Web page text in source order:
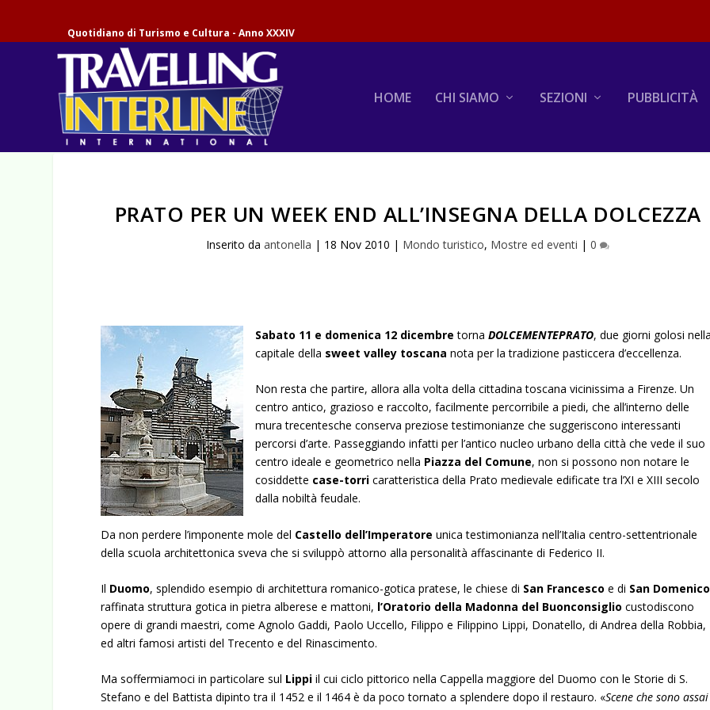
Quotidiano di Turismo e Cultura - Anno XXXIV
HOME CHI SIAMO SEZIONI PUBBLICITÀ
PRATO PER UN WEEK END ALL’INSEGNA DELLA DOLCEZZA
Inserito daantonella | 18 Nov 2010 | Mondo turistico, Mostre ed eventi |0
Sabato 11 e domenica 12 dicembre tornaDOLCEMENTEPRATO, due giorni golosi
capitale della sweet valley toscana nota per la tradizione pasticcera d’eccellenza.
Non resta che partire, allora alla volta della cittadina toscana vicinissima a Firenze. Un
centro antico, grazioso e raccolto, facilmente percorribile a piedi, che all’interno delle
mura trecentesche conserva preziose testimonianze che suggeriscono interessanti
percorsi d’arte. Passeggiando infatti per l’antico nucleo urbano della città che vede il suo
centro ideale e geometrico nella Piazza del Comune, non si possono non notare le
cosiddette case-torri caratteristica della Prato medievale edificate tra l’XI e XIII secolo
dalla nobiltà feudale.
Da non perdere l’imponente mole del Castello dell’Imperatore unica testimonianza nell’Italia centro-settentrionale
della scuola architettonica sveva che si sviluppò attorno alla personalità affascinante di Federico II.
Il Duomo, splendido esempio di architettura romanico-gotica pratese, le chiese di San Francesco e di San Domenico
raffinata struttura gotica in pietra alberese e mattoni, l’Oratorio della Madonna del Buonconsiglio custodiscono
opere di grandi maestri, come Agnolo Gaddi, Paolo Uccello, Filippo e Filippino Lippi, Donatello, di Andrea della Robbia,
ed altri famosi artisti del Trecento e del Rinascimento.
Ma soffermiamoci in particolare sul Lippi il cui ciclo pittorico nella Cappella maggiore del Duomo con le Storie di S.
Stefano e del Battista dipinto tra il 1452 e il 1464 è da poco tornato a splendere dopo il restauro. «Scene che sono assai